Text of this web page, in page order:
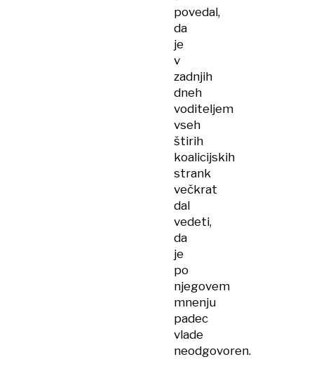
povedal,
da
je
v
zadnjih
dneh
voditeljem
vseh
štirih
koalicijskih
strank
večkrat
dal
vedeti,
da
je
po
njegovem
mnenju
padec
vlade
neodgovoren.